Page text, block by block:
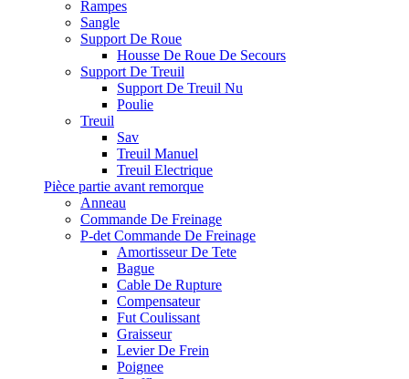
Rampes
Sangle
Support De Roue
Housse De Roue De Secours
Support De Treuil
Support De Treuil Nu
Poulie
Treuil
Sav
Treuil Manuel
Treuil Electrique
Pièce partie avant remorque
Anneau
Commande De Freinage
P-det Commande De Freinage
Amortisseur De Tete
Bague
Cable De Rupture
Compensateur
Fut Coulissant
Graisseur
Levier De Frein
Poignee